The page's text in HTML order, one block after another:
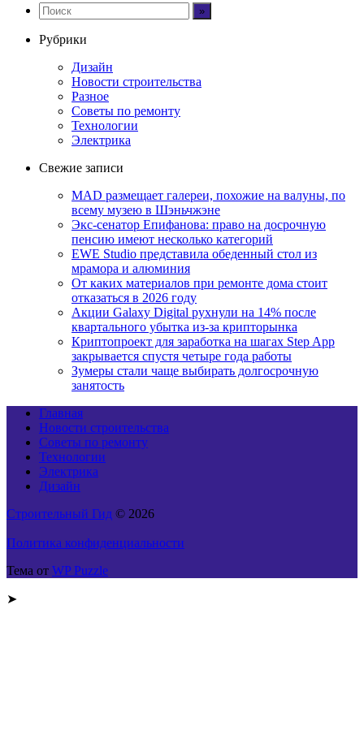
Рубрики
Дизайн
Новости строительства
Разное
Советы по ремонту
Технологии
Электрика
Свежие записи
MAD размещает галереи, похожие на валуны, по
всему музею в Шэньчжэне
Экс-сенатор Епифанова: право на досрочную
пенсию имеют несколько категорий
EWE Studio представила обеденный стол из
мрамора и алюминия
От каких материалов при ремонте дома стоит
отказаться в 2026 году
Акции Galaxy Digital рухнули на 14% после
квартального убытка из-за крипторынка
Криптопроект для заработка на шагах Step App
закрывается спустя четыре года работы
Зумеры стали чаще выбирать долгосрочную
занятость
Главная
Новости строительства
Советы по ремонту
Технологии
Электрика
Дизайн
Строительный Гид © 2026
Политика конфиденциальности
Тема от WP Puzzle
➤